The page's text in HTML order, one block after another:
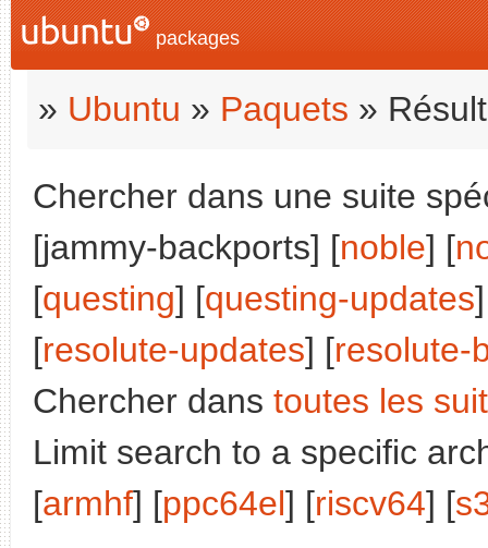
packages
» Ubuntu » Paquets »
Chercher dans une suite
[jammy-backports] [noble] [
[questing] [questing-updates
[resolute-updates] [resolute-
Chercher dans toutes les
Limit search to a specific
[armhf] [ppc64el] [riscv64] [